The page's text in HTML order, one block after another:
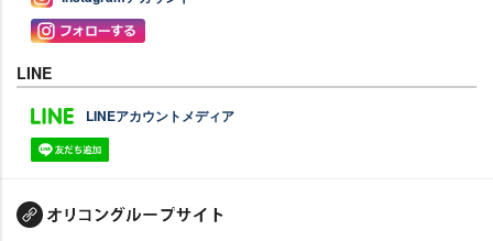
LINE
LINEアカウントメディア